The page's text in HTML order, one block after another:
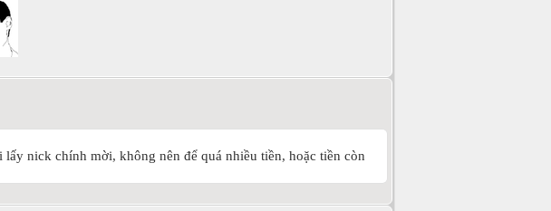
nick chính mời, không nên để quá nhiều tiền, hoặc tiền còn